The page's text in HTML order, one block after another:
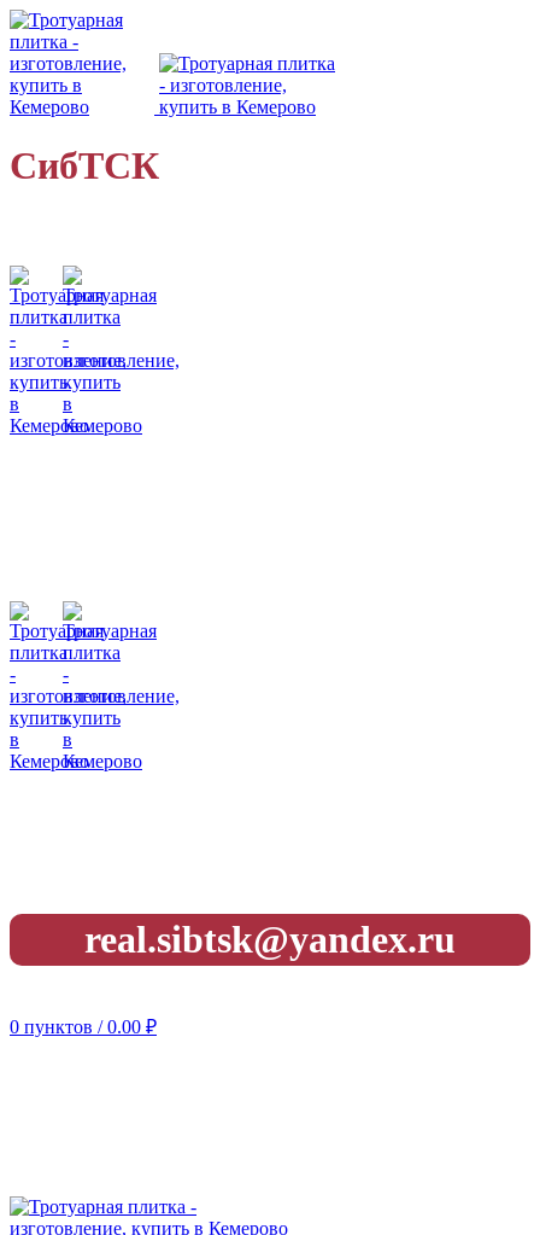
СибТСК
real.sibtsk@yandex.ru
0 пунктов / 0.00 ₽